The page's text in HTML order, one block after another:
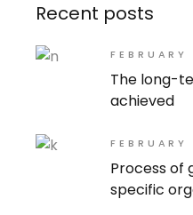
Recent posts
The long-
achieved
Process of
specific